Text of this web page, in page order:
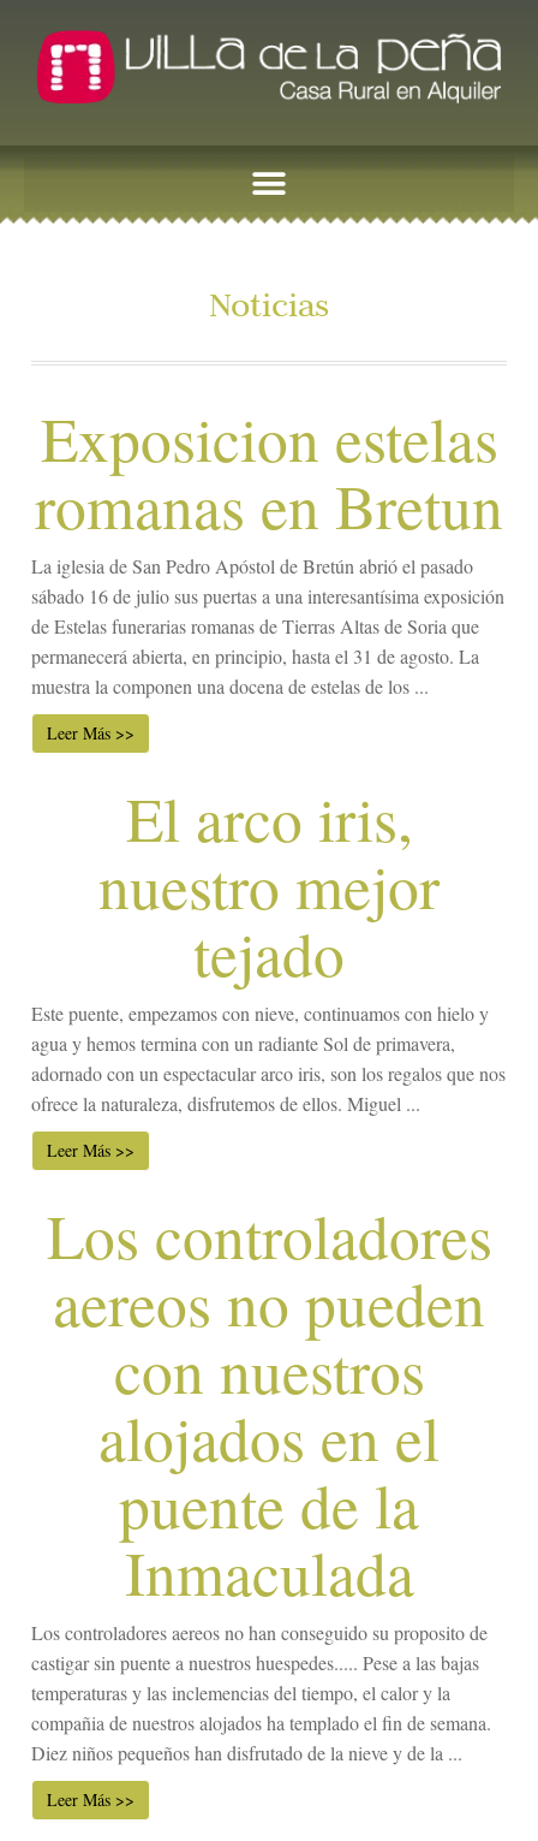
Noticias
Exposicion estelas
romanas en Bretun
La iglesia de San Pedro Apóstol de Bretún abrió el pasado
sábado 16 de julio sus puertas a una interesantísima exposición
de Estelas funerarias romanas de Tierras Altas de Soria que
permanecerá abierta, en principio, hasta el 31 de agosto. La
muestra la componen una docena de estelas de los ...
Leer Más >>
El arco iris,
nuestro mejor
tejado
Este puente, empezamos con nieve, continuamos con hielo y
agua y hemos termina con un radiante Sol de primavera,
adornado con un espectacular arco iris, son los regalos que nos
ofrece la naturaleza, disfrutemos de ellos. Miguel ...
Leer Más >>
Los controladores
aereos no pueden
con nuestros
alojados en el
puente de la
Inmaculada
Los controladores aereos no han conseguido su proposito de
castigar sin puente a nuestros huespedes..... Pese a las bajas
temperaturas y las inclemencias del tiempo, el calor y la
compañia de nuestros alojados ha templado el fin de semana.
Diez niños pequeños han disfrutado de la nieve y de la ...
Leer Más >>